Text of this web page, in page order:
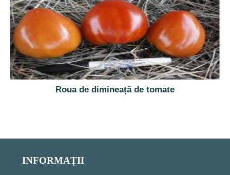
Roua de dimineață de tomate
INFORMAȚII